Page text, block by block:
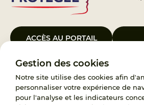
Gestion des cookies
Notre site utilise des cookies afin
personnaliser votre expérience de
pour l'analyse et les indicateurs
ACCÈS AU PORTAIL
Le Groupement d’Intérêt Public France
janvier 2023, a pour objet d’assurer les
119, d’accompagnement des adoptants et
demandes d’accès aux origines
Protégée est également un observatoire et